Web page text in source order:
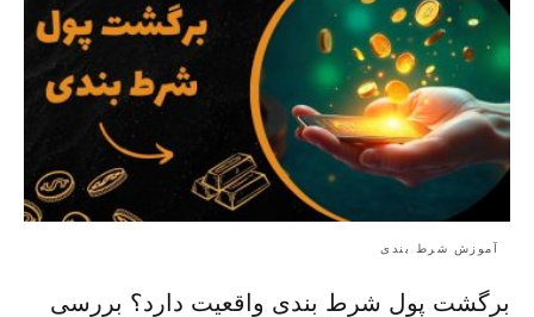
آموزش شرط بندی
برگشت پول شرط بندی واقعیت دارد؟ بررسی